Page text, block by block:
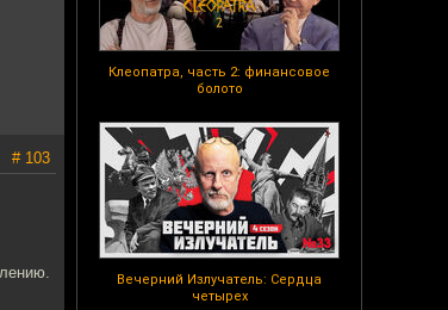
Клеопатра, часть 2: финансовое
болото
Вечерний Излучатель: Сердца
четырех
# 103